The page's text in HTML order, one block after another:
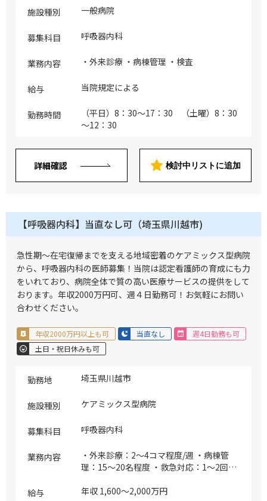
施設種別 一般病院
募集科目 呼吸器内科
業務内容 ・外来診療 ・病棟管理 ・検査
給与 当院規定による
勤務時間
（平日）8：30～17：30 （土曜）8：30
～12：30
詳細確認 検討中リストに追加
【呼吸器内科】当直なし可（埼玉県川越市)
急性期～在宅復帰までを支える地域密着のケアミックス型病院
から、呼吸器内科の医師募集！当院は認定看護師の育成にも力
をいれており、病院全体で質の高い医療サービスの提供をして
おります。年収2000万円可、週４日勤務可！お気軽にお問い
合わせください。
年収2000万円以上も可 当直なし
週4日勤務も可
土日・祝日休みも可
勤務地 埼玉県川越市
施設種別 ケアミックス型病院
募集科目 呼吸器内科
業務内容
・外来診療：2～4コマ程度/週 ・病棟管
理：15～20名程度 ・救急対応：1～2回程
来も相談可
給与 年収 1,600～2,000万円